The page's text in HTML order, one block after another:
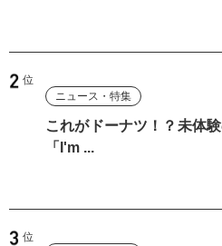
ニュース・特集
これがドーナツ！？未体
「I'm ...